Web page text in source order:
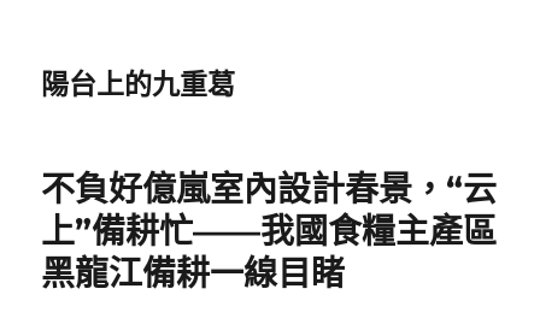
陽台上的九重葛
不負好億嵐室內設計春景，“云
上”備耕忙——我國食糧主產區
黑龍江備耕一線目睹